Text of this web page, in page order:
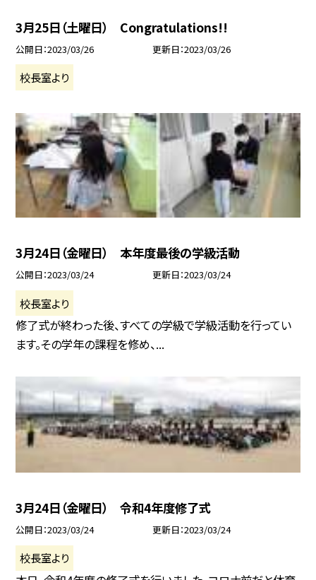
3月25日（土曜日） Congratulations!!
公開日 2023/03/26 更新日 2023/03/26
校長室より
3月24日（金曜日） 本年度最後の学級活動
公開日 2023/03/24 更新日 2023/03/24
校長室より
修了式が終わった後、すべての学級で学級活動を行ってい
ます。その学年の課程を修め、...
3月24日（金曜日） 令和4年度修了式
公開日 2023/03/24 更新日 2023/03/24
校長室より